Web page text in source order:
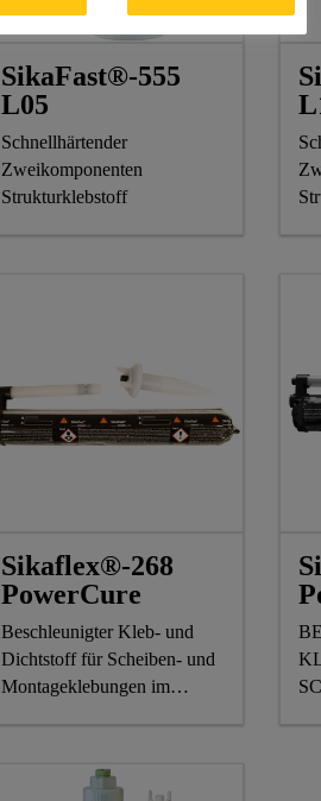
SikaFast®-555
L05
Schnellhärtender
Zweikomponenten
Strukturklebstoff
Sikaflex®-268
PowerCure
Beschleunigter Kleb- und
Dichtstoff für Scheiben- und
Montageklebungen im